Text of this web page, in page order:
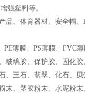
强塑料等。
品、体育器材、安全帽
薄膜、PS薄膜、PVC薄
玻璃胶、保护胶、固化胶
、玉石、翡翠、化石、贝
末、塑胶粉末、水泥粉末